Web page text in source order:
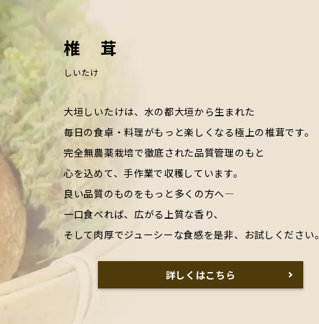
椎 茸
しいたけ
大垣しいたけは、水の都大垣から生まれた
毎日の食卓・料理がもっと楽しくなる極上の椎茸です。
完全無農薬栽培で徹底された品質管理のもと
心を込めて、手作業で収穫しています。
良い品質のものをもっと多くの方へ―
一口食べれば、広がる上質な香り、
そして肉厚でジューシーな食感を是非、お試しください。
詳しくはこちら